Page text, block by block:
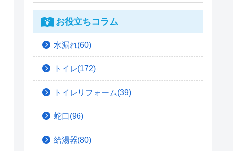
お役立ちコラム
水漏れ(60)
トイレ(172)
トイレリフォーム(39)
蛇口(96)
給湯器(80)